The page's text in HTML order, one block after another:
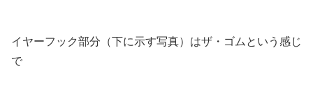
イヤーフック部分（下に示す写真）はザ・ゴムという感じ
で